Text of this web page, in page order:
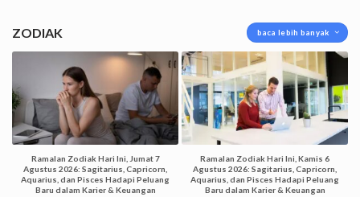
ZODIAK baca lebih banyak
Ramalan Zodiak Hari Ini, Jumat 7
Agustus 2026: Sagitarius, Capricorn,
Aquarius, dan Pisces Hadapi Peluang
Baru dalam Karier & Keuangan
Ramalan Zodiak Hari Ini, Kamis 6
Agustus 2026: Sagitarius, Capricorn,
Aquarius, dan Pisces Hadapi Peluang
Baru dalam Karier & Keuangan